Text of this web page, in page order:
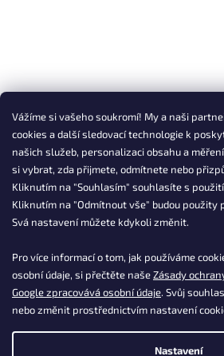
Vážíme si vašeho soukromí! My a naši
cookies a další sledovací technologie k
našich služeb, personalizaci obsahu a
si vybrat, zda přijmete, odmítnete nebo
Kliknutím na "Souhlasím" souhlasíte s
Kliknutím na "Odmítnout vše" budou použity
Svá nastavení můžete kdykoli změnit.
Pro více informací o tom, jak používáme
osobní údaje, si přečtěte našeZásady
Google zpracovává osobní údaje. Svůj
nebo změnit prostřednictvím nastavení
Nastavení